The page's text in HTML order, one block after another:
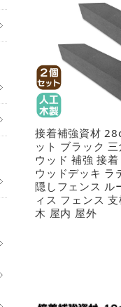
接着補強資材
ット ブラック
ウッド 補強 接
ウッドデッキ ラ
隠しフェンス ル
ィス フェンス
木 屋内 屋外